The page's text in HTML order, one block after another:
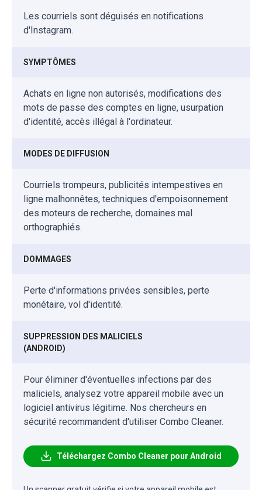
Les courriels sont déguisés en notifications
d'Instagram.
SYMPTÔMES
Achats en ligne non autorisés, modifications des
mots de passe des comptes en ligne, usurpation
d'identité, accès illégal à l'ordinateur.
MODES DE DIFFUSION
Courriels trompeurs, publicités intempestives en
ligne malhonnêtes, techniques d'empoisonnement
des moteurs de recherche, domaines mal
orthographiés.
DOMMAGES
Perte d'informations privées sensibles, perte
monétaire, vol d'identité.
SUPPRESSION DES MALICIELS
(ANDROID)
Pour éliminer d'éventuelles infections par des
maliciels, analysez votre appareil mobile avec un
logiciel antivirus légitime. Nos chercheurs en
sécurité recommandent d'utiliser Combo Cleaner.
Téléchargez Combo Cleaner pour Android